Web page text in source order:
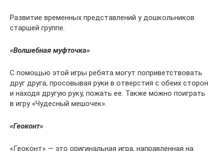
Развитие временных представлений у дошкольников
старшей группе.
«Волшебная муфточка»
С помощью этой игры ребята могут поприветствовать
друг друга, просовывая руки в отверстия с обеих сторон
и находя другую руку, пожать ее. Также можно поиграть
в игру «Чудесный мешочек».
«Геоконт»
«Геоконт» — это оригинальная игра, направленная на